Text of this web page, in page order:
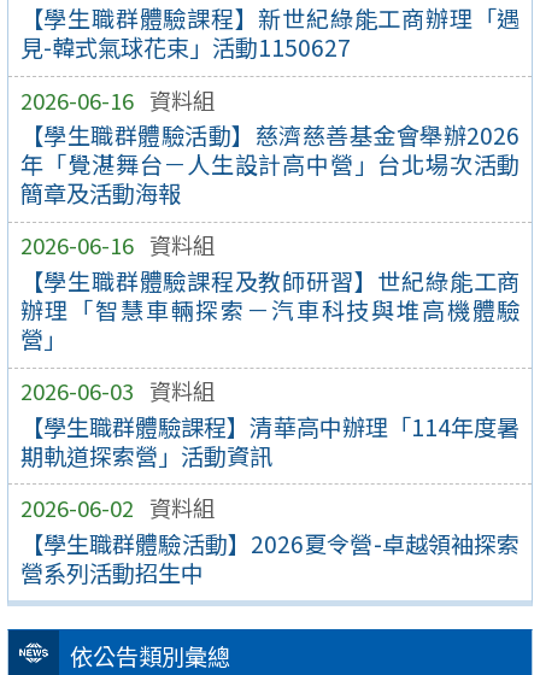
【學生職群體驗課程】新世紀綠能工商辦理「遇
見-韓式氣球花束」活動1150627
2026-06-16 資料組
【學生職群體驗活動】慈濟慈善基金會舉辦2026
年「覺湛舞台－人生設計高中營」台北場次活動
簡章及活動海報
2026-06-16 資料組
【學生職群體驗課程及教師研習】世紀綠能工商
辦理「智慧車輛探索－汽車科技與堆高機體驗
營」
2026-06-03 資料組
【學生職群體驗課程】清華高中辦理「114年度暑
期軌道探索營」活動資訊
2026-06-02 資料組
【學生職群體驗活動】2026夏令營-卓越領袖探索
營系列活動招生中
依公告類別彙總